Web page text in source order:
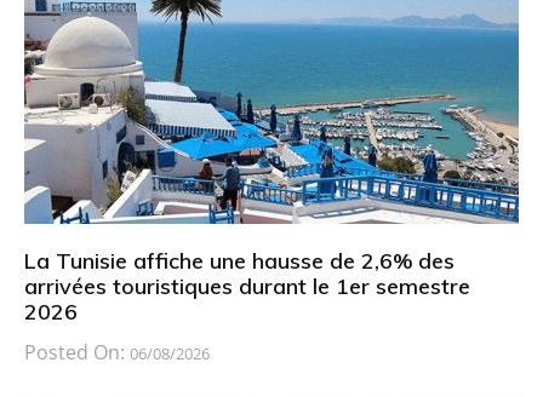
La Tunisie affiche une hausse de 2,6% des
arrivées touristiques durant le 1er semestre
2026
Posted On: 06/08/2026